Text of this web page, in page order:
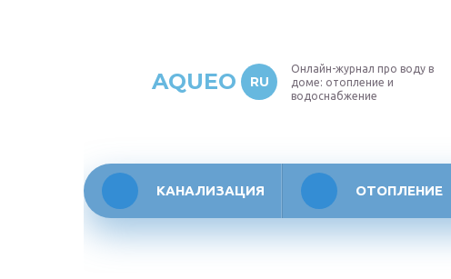
AQUEO RU
Онлайн-журнал про воду в
доме: отопление и
водоснабжение
КАНАЛИЗАЦИЯ ОТОПЛЕНИЕ